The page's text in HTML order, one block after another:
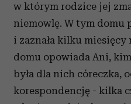
w którym rodzice jej
niemowlę. W tym domu
i zaznała kilku miesięcy
domu opowiada Ani,
była dla nich córeczka,
korespondencję - kilka